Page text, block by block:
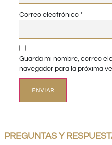
Correo electrónico *
Guarda mi nombre, correo
navegador para la próxima
PREGUNTAS Y